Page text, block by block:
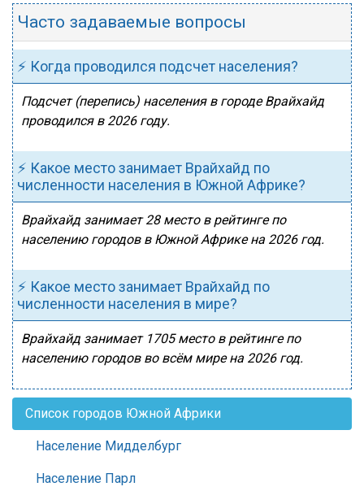
Часто задаваемые вопросы
⚡ Когда проводился подсчет населения?
Подсчет (перепись) населения в городе Врайхайд
проводился в 2026 году.
⚡ Какое место занимает Врайхайд по
численности населения в Южной Африке?
Врайхайд занимает 28 место в рейтинге по
населению городов в Южной Африке на 2026 год.
⚡ Какое место занимает Врайхайд по
численности населения в мире?
Врайхайд занимает 1705 место в рейтинге по
населению городов во всём мире на 2026 год.
Список городов Южной Африки
Население Мидделбург
Население Парл